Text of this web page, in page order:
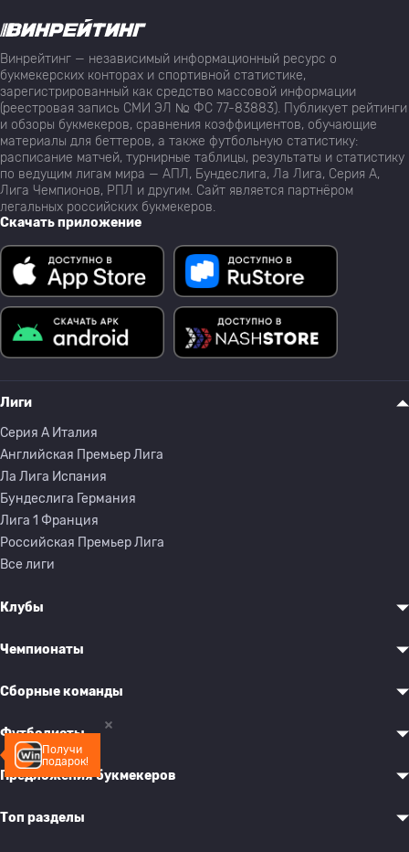
Получи
подарок!
Винрейтинг — независимый информационный ресурс о
букмекерских конторах и спортивной статистике,
зарегистрированный как средство массовой информации
(реестровая запись СМИ ЭЛ № ФС 77-83883). Публикует рейтинги
и обзоры букмекеров, сравнения коэффициентов, обучающие
материалы для беттеров, а также футбольную статистику:
расписание матчей, турнирные таблицы, результаты и статистику
по ведущим лигам мира — АПЛ, Бундеслига, Ла Лига, Серия А,
Лига Чемпионов, РПЛ и другим. Сайт является партнёром
легальных российских букмекеров.
Скачать приложение
Лиги
Серия A Италия
Английская Премьер Лига
Ла Лига Испания
Бундеслига Германия
Лига 1 Франция
Российская Премьер Лига
Все лиги
Клубы
Чемпионаты
Сборные команды
Футболисты
Предложения букмекеров
Топ разделы